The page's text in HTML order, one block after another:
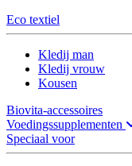
Eco textiel
Kledij man
Kledij vrouw
Kousen
Biovita-accessoires
Voedingssupplementen
Speciaal voor